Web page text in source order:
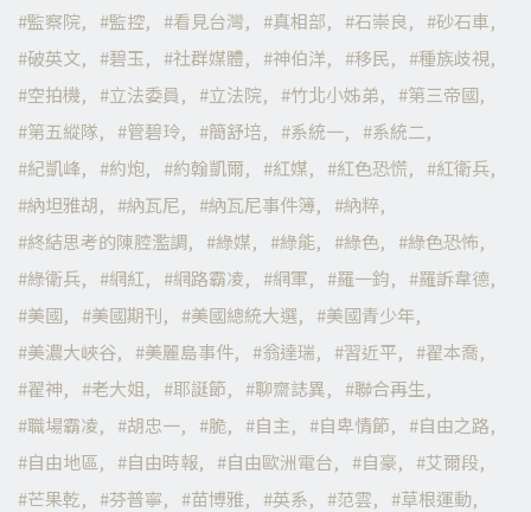
監察院
監控 看見台灣 真相部 石崇良
砂石車
破英文
碧玉 社群媒體 神伯洋 移民
種族歧視
空拍機
立法委員 立法院 竹北小姊弟
第三帝國
第五縱隊
管碧玲 簡舒培 系統一
系統二
紀凱峰
約炮 約翰凱爾 紅媒 紅色恐慌
紅衛兵
納坦雅胡
納瓦尼 納瓦尼事件簿
納粹
終結思考的陳腔濫調
綠媒 綠能 綠色
綠色恐怖
綠衛兵
網紅 網路霸凌 網軍 羅一鈞
羅訴韋德
美國
美國期刊 美國總統大選
美國青少年
美濃大峽谷
美麗島事件 翁達瑞 習近平
翟本喬
翟神
老大姐 耶誕節 聊齋誌異
聯合再生
職場霸凌
胡忠一 脆 自主 自卑情節
自由之路
自由地區
自由時報 自由歐洲電台 自豪
艾爾段
芒果乾
芬普寧 苗博雅 英系 范雲
草根運動